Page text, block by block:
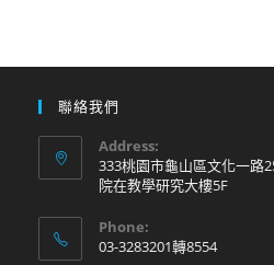
聯絡我們
Address:
333桃園市龜山區文化一路
院在教學研究大樓5F
Phone:
03-3283201轉8554